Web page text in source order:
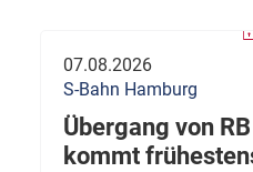
07.08.2026
S-Bahn Hamburg
Übergang von
kommt